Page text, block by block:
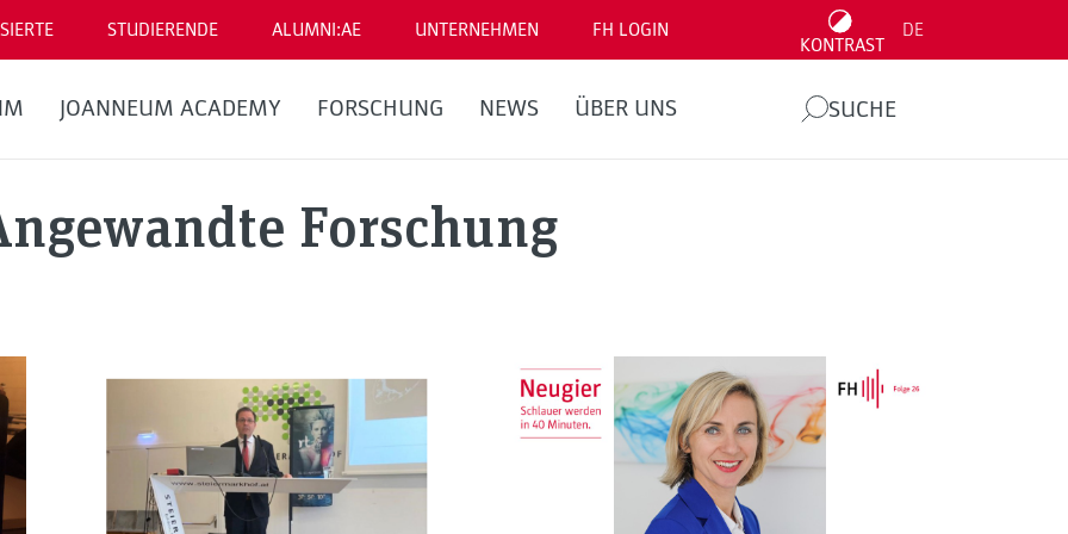
STUDIERENDE ALUMNI:AE UNTERNEHMEN FH LOGIN
KONTRAST
DE
JOANNEUM ACADEMY FORSCHUNG NEWS ÜBER UNS SUCHE
Forschung